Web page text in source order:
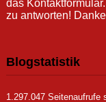
das
zu antworten!
Blogstatistik
1.297.047 Seitenaufrufe